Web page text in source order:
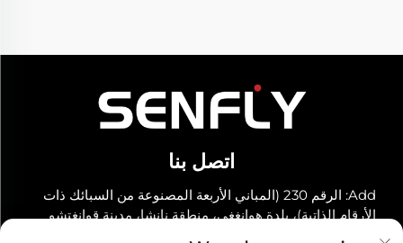
اتصل بنا
Add: الرقم 230 (المباني الأربعة المصنوعة من السبائك ذات
الأرقام الذاتية)، بلدة هوانغغي، منطقة نانشا، مدينة قوانغتشو